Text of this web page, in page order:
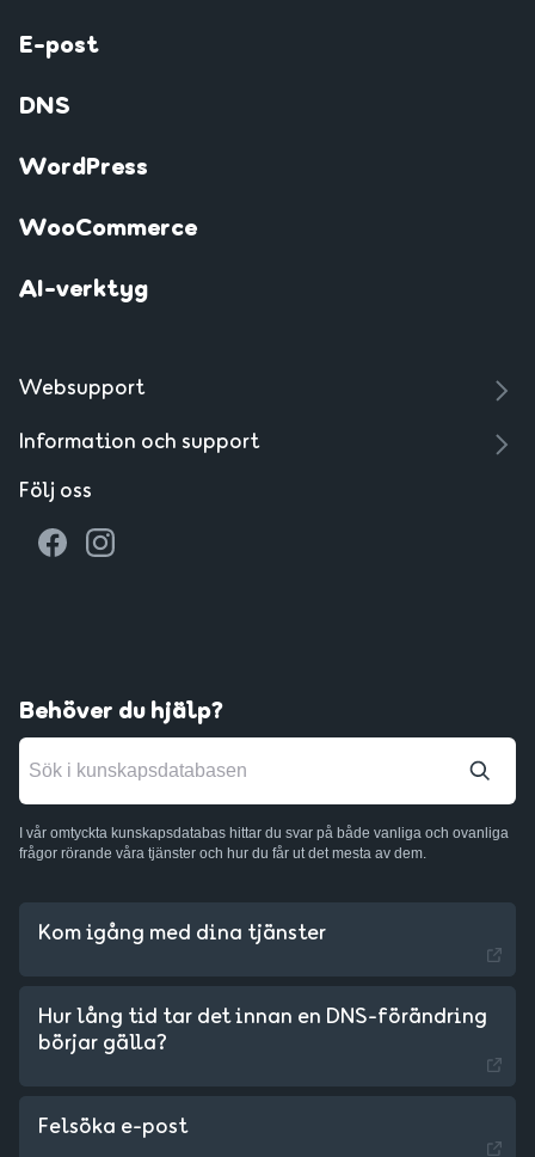
E-post
DNS
WordPress
WooCommerce
AI-verktyg
Websupport
Information och support
Följ oss
Behöver du hjälp?
I vår omtyckta kunskapsdatabas hittar du svar på både vanliga och ovanliga
frågor rörande våra tjänster och hur du får ut det mesta av dem.
Kom igång med dina tjänster
Hur lång tid tar det innan en DNS-förändring
börjar gälla?
Felsöka e-post
Czechia - Czech